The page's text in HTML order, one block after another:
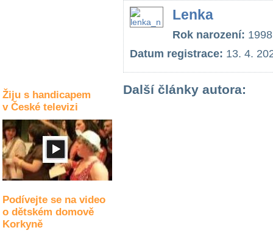
Žiju s handicapem
v České televizi
Podívejte se na video
o dětském domově
Korkyně
Lenka
Rok narození: 1998
Datum registrace: 13. 4.
Další články autora: